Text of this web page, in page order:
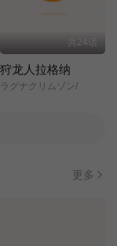
共24话
狩龙人拉格纳
ラグナクリムゾン/
更多